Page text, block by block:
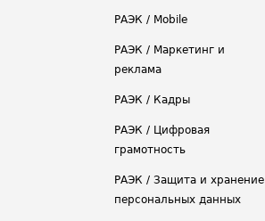
РАЭК / Mobile
РАЭК / Маркетинг и
реклама
РАЭК / Кадры
РАЭК / Цифровая
грамотность
РАЭК / Защита и хранение
персональных данных